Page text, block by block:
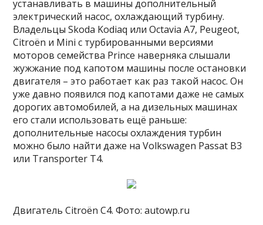
устанавливать в машины дополнительный
электрический насос, охлаждающий турбину.
Владельцы Skoda Kodiaq или Octavia A7, Peugeot,
Citroën и Mini с турбированными версиями
моторов семейства Prince наверняка слышали
жужжание под капотом машины после остановки
двигателя – это работает как раз такой насос. Он
уже давно появился под капотами даже не самых
дорогих автомобилей, а на дизельных машинах
его стали использовать ещё раньше:
дополнительные насосы охлаждения турбин
можно было найти даже на Volkswagen Passat B3
или Transporter Т4.
Двигатель Citroën C4. Фото: autowp.ru